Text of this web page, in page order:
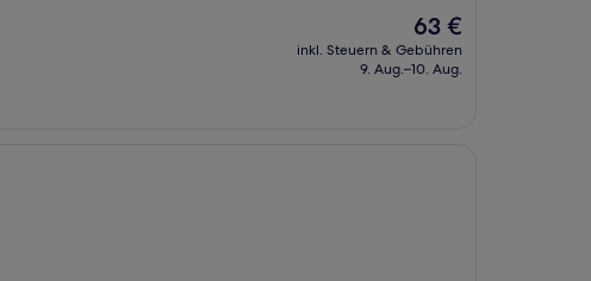
Der
Preis
beträgt
63 €
inkl. Steuern & Gebühren
9. Aug.–10. Aug.